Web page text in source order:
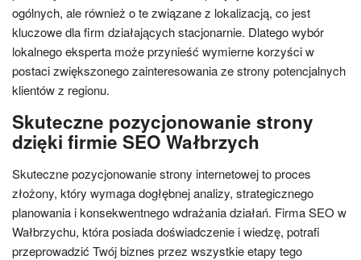
ogólnych, ale również o te związane z lokalizacją, co jest
kluczowe dla firm działających stacjonarnie. Dlatego wybór
lokalnego eksperta może przynieść wymierne korzyści w
postaci zwiększonego zainteresowania ze strony potencjalnych
klientów z regionu.
Skuteczne pozycjonowanie strony
dzięki firmie SEO Wałbrzych
Skuteczne pozycjonowanie strony internetowej to proces
złożony, który wymaga dogłębnej analizy, strategicznego
planowania i konsekwentnego wdrażania działań. Firma SEO w
Wałbrzychu, która posiada doświadczenie i wiedzę, potrafi
przeprowadzić Twój biznes przez wszystkie etapy tego